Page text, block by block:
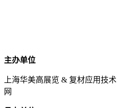
主办单位
上海华美高展览 & 复材应用技术
网